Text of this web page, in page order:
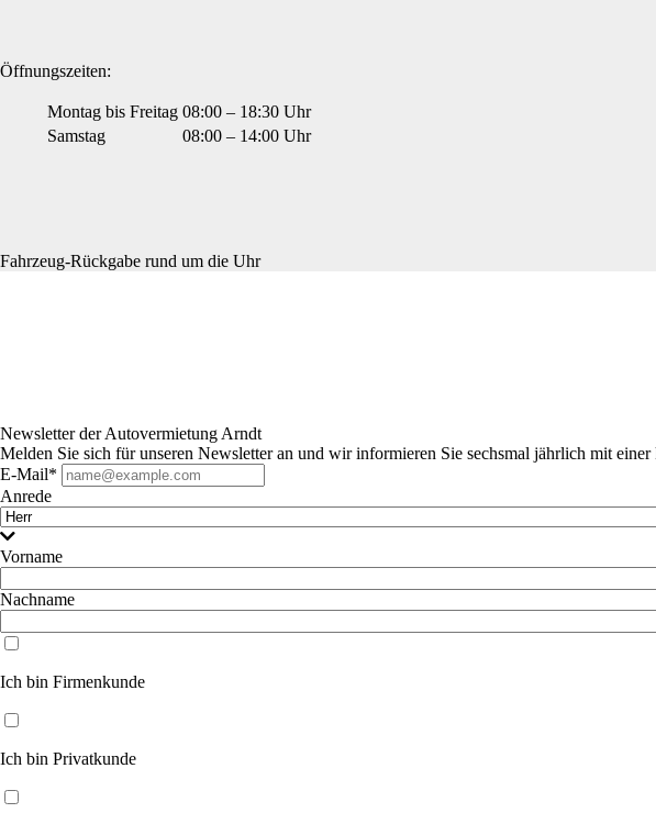
Öffnungszeiten:
Montag bis Freitag 08:00 – 18:30 Uhr
Samstag
08:00 – 14:00 Uhr
Fahrzeug-Rückgabe rund um die Uhr
Newsletter der Autovermietung Arndt
Melden Sie sich für unseren Newsletter an und wir informieren Sie sechsmal jährlich mit
E-Mail*
Anrede
Vorname
Nachname
Ich bin Firmenkunde
Ich bin Privatkunde